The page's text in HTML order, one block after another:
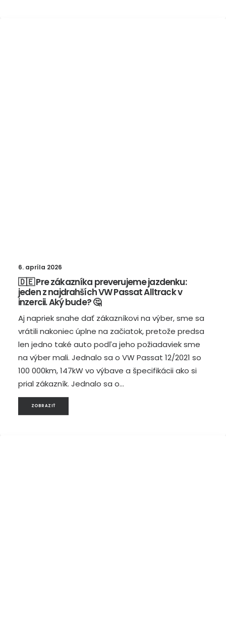
6. apríla 2026
🇩🇪 Pre zákazníka preverujeme jazdenku:
jeden z najdrahších VW Passat Alltrack v
inzercii. Aký bude? 🤔
Aj napriek snahe dať zákazníkovi na výber, sme sa
vrátili nakoniec úplne na začiatok, pretože predsa
len jedno také auto podľa jeho požiadaviek sme
na výber mali. Jednalo sa o VW Passat 12/2021 so
100 000km, 147kW vo výbave a špecifikácii ako si
prial zákazník. Jednalo sa o…
ZOBRAZIŤ